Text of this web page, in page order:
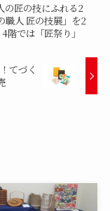
の匠の技にふれる2
職人 匠の技展」を2
では「匠祭り」
てづく